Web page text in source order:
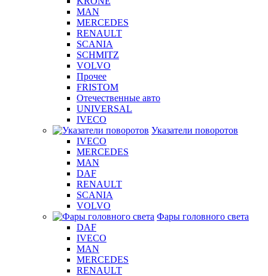
MAN
MERCEDES
RENAULT
SCANIA
SCHMITZ
VOLVO
Прочее
FRISTOM
Отечественные авто
UNIVERSAL
IVECO
Указатели поворотов
IVECO
MERCEDES
MAN
DAF
RENAULT
SCANIA
VOLVO
Фары головного света
DAF
IVECO
MAN
MERCEDES
RENAULT